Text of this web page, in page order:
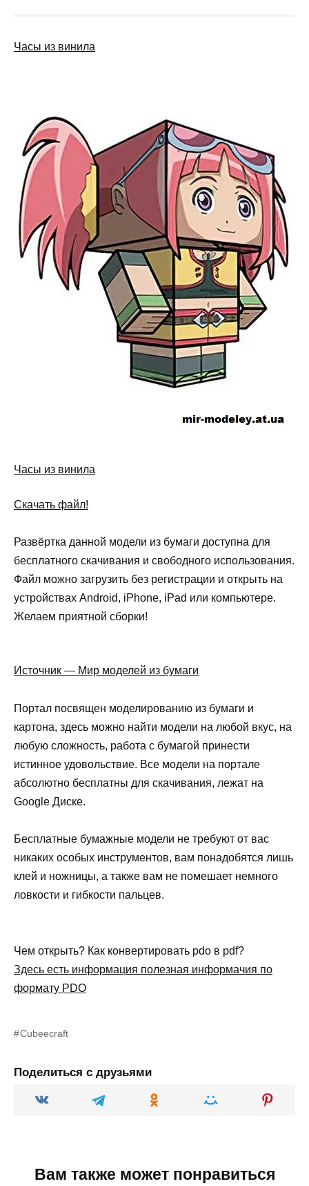
Часы из винила
Часы из винила
Скачать файл!
Развёртка данной модели из бумаги доступна для
бесплатного скачивания и свободного использования.
Файл можно загрузить без регистрации и открыть на
устройствах Android, iPhone, iPad или компьютере.
Желаем приятной сборки!
Источник — Мир моделей из бумаги
Портал посвящен моделированию из бумаги и
картона, здесь можно найти модели на любой вкус, на
любую сложность, работа с бумагой принести
истинное удовольствие. Все модели на портале
абсолютно бесплатны для скачивания, лежат на
Google Диске.
Бесплатные бумажные модели не требуют от вас
никаких особых инструментов, вам понадобятся лишь
клей и ножницы, а также вам не помешает немного
ловкости и гибкости пальцев.
Чем открыть? Как конвертировать pdo в pdf?
Здесь есть информация полезная информачия по
формату PDO
Cubeecraft
Поделиться с друзьями
Вам также может понравиться